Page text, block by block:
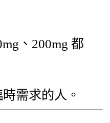
、200mg 都
需求的人。